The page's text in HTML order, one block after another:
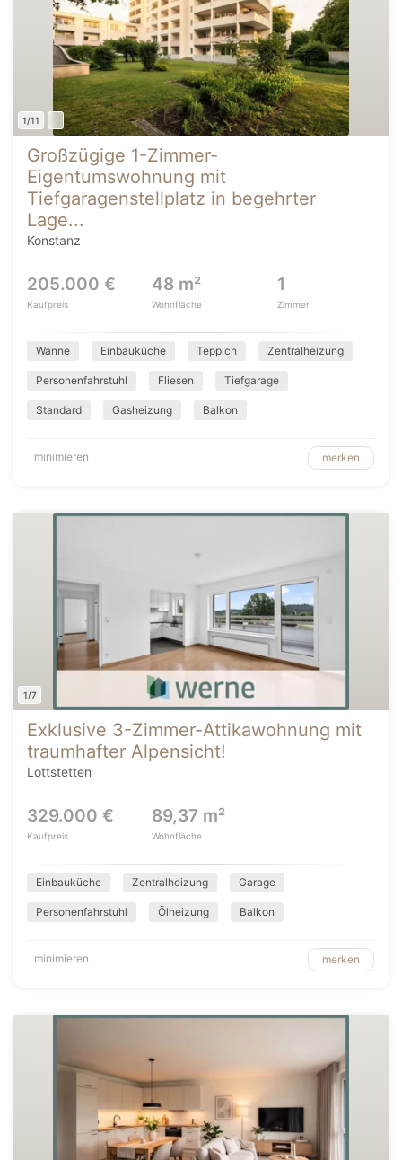
1/11
Großzügige 1-Zimmer-
Eigentumswohnung mit
Tiefgaragenstellplatz in begehrter
Lage...
Konstanz
205.000 €
Kaufpreis
48 m²
Wohnfläche
1
Zimmer
Wanne Einbauküche Teppich Zentralheizung
Personenfahrstuhl Fliesen Tiefgarage
Standard Gasheizung Balkon
minimieren merken
1/7
Exklusive 3-Zimmer-Attikawohnung mit
traumhafter Alpensicht!
Lottstetten
329.000 €
Kaufpreis
89,37 m²
Wohnfläche
Einbauküche Zentralheizung Garage
Personenfahrstuhl Ölheizung Balkon
minimieren merken